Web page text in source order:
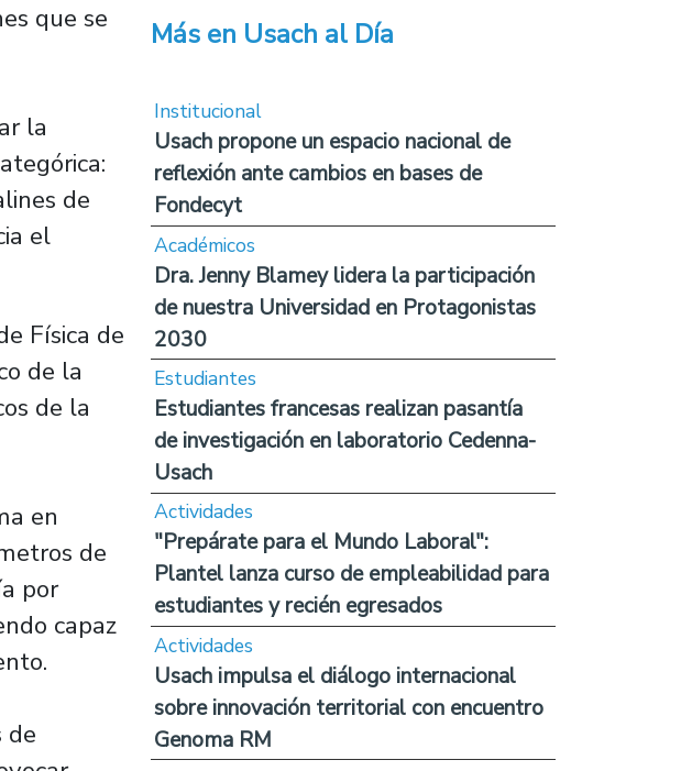
que se
la
de
el
Física de
de la
de la
en
de
por
capaz
de
Más en Usach al Día
Institucional
Usach propone un espacio nacional de
reflexión ante cambios en bases de
Fondecyt
Académicos
Dra. Jenny Blamey lidera la participación
de nuestra Universidad en Protagonistas
2030
Estudiantes
Estudiantes francesas realizan pasantía
de investigación en laboratorio Cedenna-
Usach
Actividades
"Prepárate para el Mundo Laboral":
Plantel lanza curso de empleabilidad para
estudiantes y recién egresados
Actividades
Usach impulsa el diálogo internacional
sobre innovación territorial con encuentro
Genoma RM